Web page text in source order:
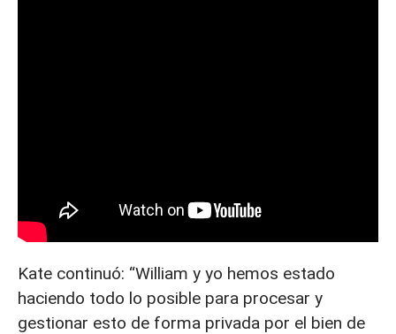
Kate continuó: “William y yo hemos estado
haciendo todo lo posible para procesar y
gestionar esto de forma privada por el bien de